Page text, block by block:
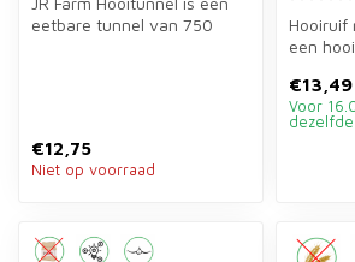
eetbare tunnel van 750
€12,75
Niet op voorraad
Hooiruif
een
€13,49
Voor